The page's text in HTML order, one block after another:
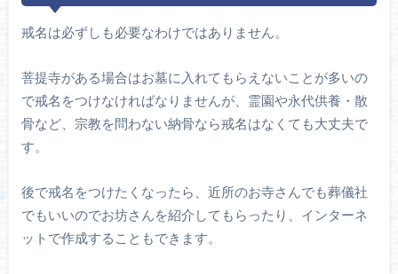
戒名は必ずしも必要なわけではありません。
菩提寺がある場合はお墓に入れてもらえないことが多いの
で戒名をつけなければなりませんが、霊園や永代供養・散
骨など、宗教を問わない納骨なら戒名はなくても大丈夫で
す。
後で戒名をつけたくなったら、近所のお寺さんでも葬儀社
でもいいのでお坊さんを紹介してもらったり、インターネ
ットで作成することもできます。